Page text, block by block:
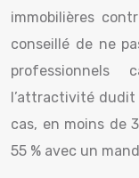
immobilières
conseillé de ne
l’attractivité dudit
cas, en moins de
55 % avec un